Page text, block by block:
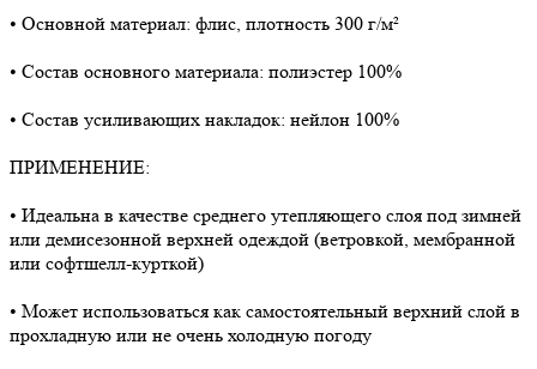
• Основной материал: флис, плотность 300 г/м²
• Состав основного материала: полиэстер 100%
• Состав усиливающих накладок: нейлон 100%
ПРИМЕНЕНИЕ:
• Идеальна в качестве среднего утепляющего слоя под зимней
или демисезонной верхней одеждой (ветровкой, мембранной
или софтшелл-курткой)
• Может использоваться как самостоятельный верхний слой в
прохладную или не очень холодную погоду